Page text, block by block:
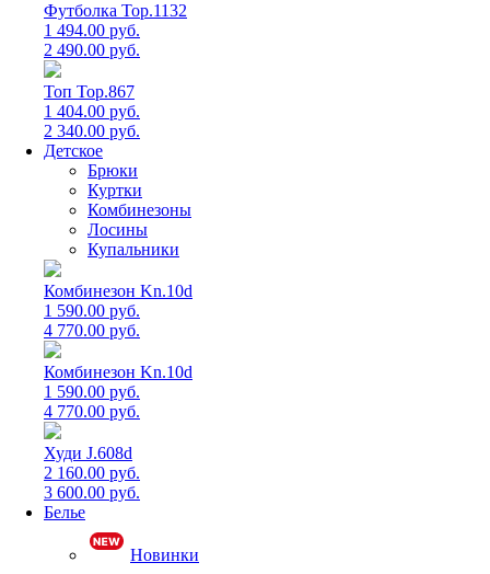
Футболка Top.1132
1 494.00 руб.
2 490.00 руб.
Топ Top.867
1 404.00 руб.
2 340.00 руб.
Детское
Брюки
Куртки
Комбинезоны
Лосины
Купальники
Комбинезон Kn.10d
1 590.00 руб.
4 770.00 руб.
Комбинезон Kn.10d
1 590.00 руб.
4 770.00 руб.
Худи J.608d
2 160.00 руб.
3 600.00 руб.
Белье
Новинки